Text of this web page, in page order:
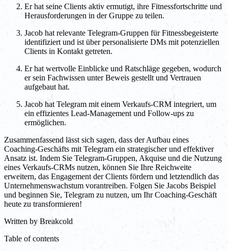
Er hat seine Clients aktiv ermutigt, ihre Fitnessfortschritte und
Herausforderungen in der Gruppe zu teilen.
Jacob hat relevante Telegram-Gruppen für Fitnessbegeisterte
identifiziert und ist über personalisierte DMs mit potenziellen
Clients in Kontakt getreten.
Er hat wertvolle Einblicke und Ratschläge gegeben, wodurch
er sein Fachwissen unter Beweis gestellt und Vertrauen
aufgebaut hat.
Jacob hat Telegram mit einem Verkaufs-CRM integriert, um
ein effizientes Lead-Management und Follow-ups zu
ermöglichen.
Zusammenfassend lässt sich sagen, dass der Aufbau eines
Coaching-Geschäfts mit Telegram ein strategischer und effektiver
Ansatz ist. Indem Sie Telegram-Gruppen, Akquise und die Nutzung
eines Verkaufs-CRMs nutzen, können Sie Ihre Reichweite
erweitern, das Engagement der Clients fördern und letztendlich das
Unternehmenswachstum vorantreiben. Folgen Sie Jacobs Beispiel
und beginnen Sie, Telegram zu nutzen, um Ihr Coaching-Geschäft
heute zu transformieren!
Written by Breakcold
Table of contents